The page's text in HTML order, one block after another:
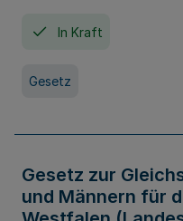
In Kraft
Gesetz
Gesetz zur
und Männern für